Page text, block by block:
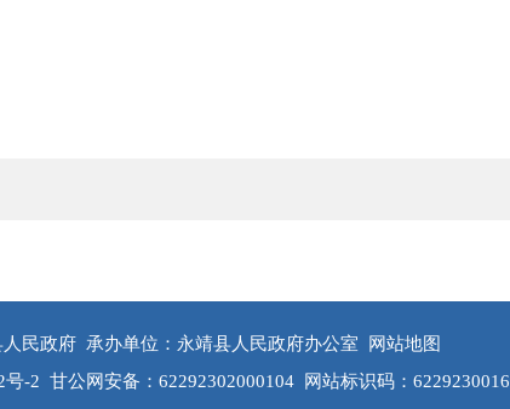
民政府 承办单位：永靖县人民政府办公室
网站地图
号-2 甘公网安备：62292302000104 网站标识码：6229230016